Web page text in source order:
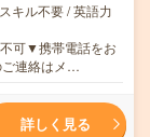
キル不要 / 英語力
可▼携帯電話をお
ご連絡はメ…
詳しく見る